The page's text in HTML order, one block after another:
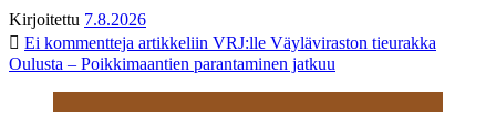
Kirjoitettu 7.8.2026
Ei kommentteja artikkeliin VRJ:lle Väyläviraston tieurakka
Oulusta – Poikkimaantien parantaminen jatkuu